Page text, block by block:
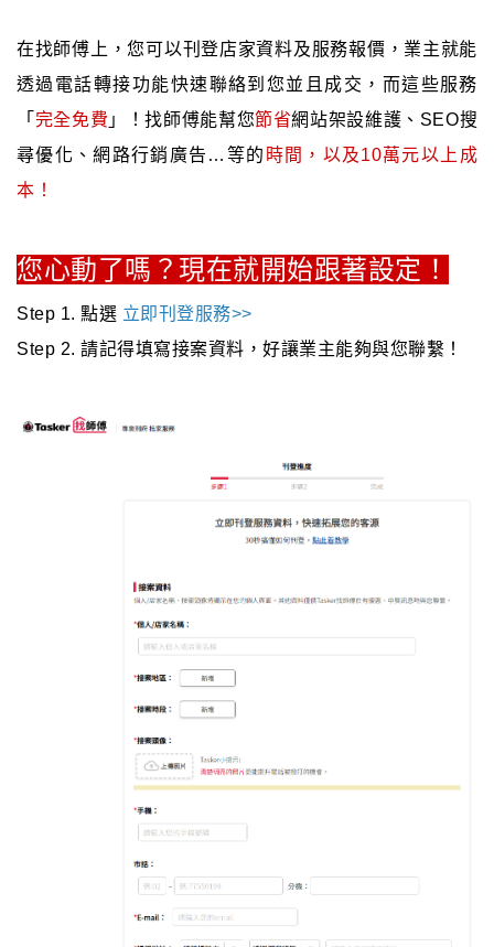
在找師傅上，您可以刊登店家資料及服務報價，業主就能
透過電話轉接功能快速聯絡到您並且成交，而這些服務
「 完全免費 」！找師傅能幫您節省網站架設維護、SEO搜
尋優化、網路行銷廣告…等的 時間，以及10萬元以上成
本！
您心動了嗎？現在就開始跟著設定！
Step 1. 點選 立即刊登服務>>
Step 2. 請記得填寫接案資料，好讓業主能夠與您聯繫！